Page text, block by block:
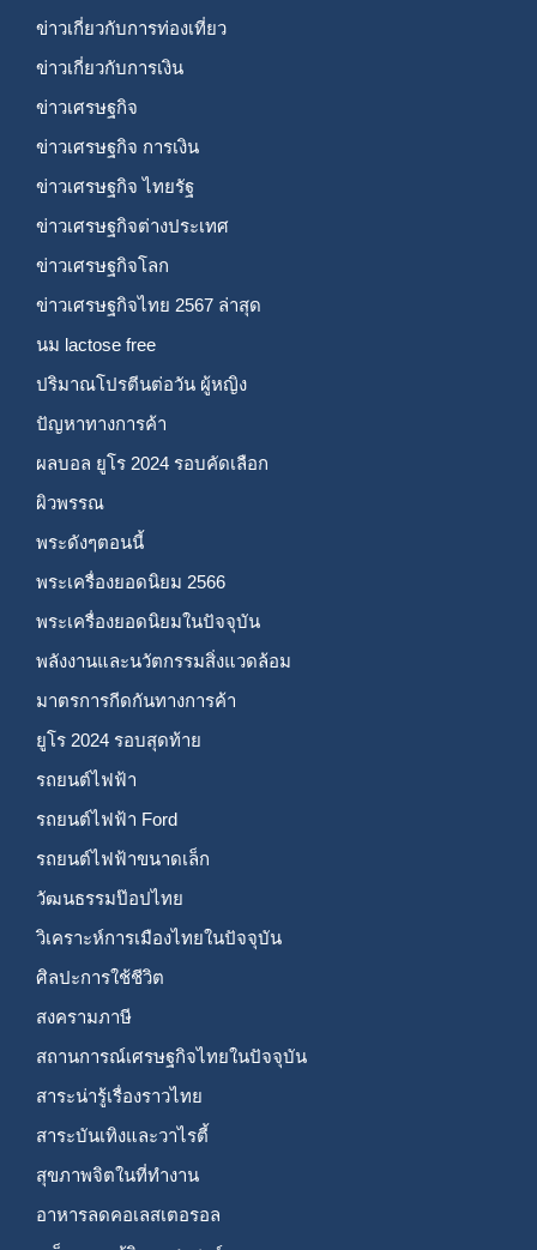
ข่าวเกี่ยวกับการท่องเที่ยว
ข่าวเกี่ยวกับการเงิน
ข่าวเศรษฐกิจ
ข่าวเศรษฐกิจ การเงิน
ข่าวเศรษฐกิจ ไทยรัฐ
ข่าวเศรษฐกิจต่างประเทศ
ข่าวเศรษฐกิจโลก
ข่าวเศรษฐกิจไทย 2567 ล่าสุด
นม lactose free
ปริมาณโปรตีนต่อวัน ผู้หญิง
ปัญหาทางการค้า
ผลบอล ยูโร 2024 รอบคัดเลือก
ผิวพรรณ
พระดังๆตอนนี้
พระเครื่องยอดนิยม 2566
พระเครื่องยอดนิยมในปัจจุบัน
พลังงานและนวัตกรรมสิ่งแวดล้อม
มาตรการกีดกันทางการค้า
ยูโร 2024 รอบสุดท้าย
รถยนต์ไฟฟ้า
รถยนต์ไฟฟ้า Ford
รถยนต์ไฟฟ้าขนาดเล็ก
วัฒนธรรมป๊อปไทย
วิเคราะห์การเมืองไทยในปัจจุบัน
ศิลปะการใช้ชีวิต
สงครามภาษี
สถานการณ์เศรษฐกิจไทยในปัจจุบัน
สาระน่ารู้เรื่องราวไทย
สาระบันเทิงและวาไรตี้
สุขภาพจิตในที่ทำงาน
อาหารลดคอเลสเตอรอล